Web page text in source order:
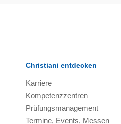
Christiani entdecken
Karriere
Kompetenzzentren
Prüfungsmanagement
Termine, Events, Messen